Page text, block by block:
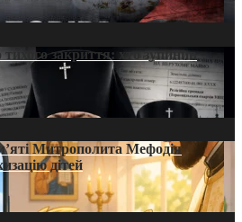
тихого закриття: хто зупинив
Митрополита Мефодія
дітей